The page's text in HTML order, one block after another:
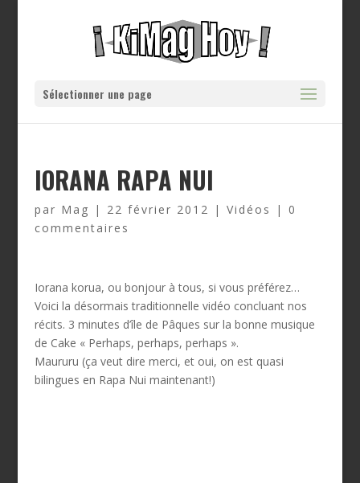
Sélectionner une page
IORANA RAPA NUI
par Mag | 22 février 2012 | Vidéos | 0
commentaires
Iorana korua, ou bonjour à tous, si vous préférez…
Voici la désormais traditionnelle vidéo concluant nos
récits. 3 minutes d’île de Pâques sur la bonne musique
de Cake « Perhaps, perhaps, perhaps ».
Maururu (ça veut dire merci, et oui, on est quasi
bilingues en Rapa Nui maintenant!)